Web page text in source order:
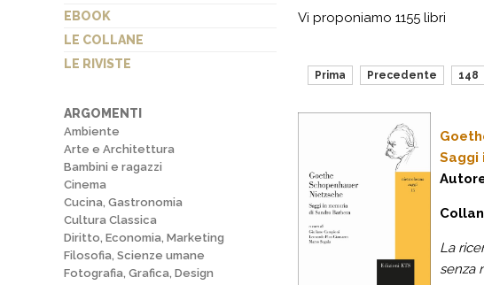
EBOOK
LE COLLANE
LE RIVISTE
ARGOMENTI
Ambiente
Arte e Architettura
Bambini e ragazzi
Cinema
Cucina, Gastronomia
Cultura Classica
Diritto, Economia, Marketing
Filosofia, Scienze umane
Fotografia, Grafica, Design
Vi proponiamo 1155 libri
Prima Precedente 148
Saggi
La
senza